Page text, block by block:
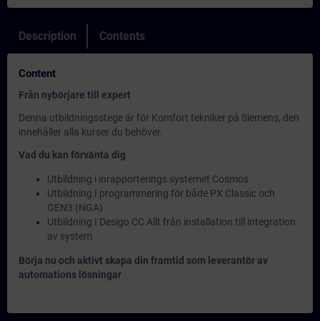
Description Contents
Content
Från nybörjare till expert
Denna utbildningsstege är för Komfort tekniker på Siemens, den
innehåller alla kurser du behöver.
Vad du kan förvänta dig
Utbildning i inrapporterings systemet Cosmos
Utbildning I programmering för både PX Classic och
GEN3 (NGA)
Utbildning I Desigo CC Allt från installation till integration
av system
Börja nu och aktivt skapa din framtid som leverantör av
automations lösningar